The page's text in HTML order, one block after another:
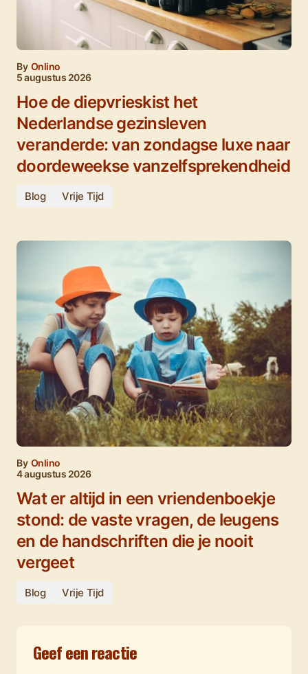
By Onlino
5 augustus 2026
Hoe de diepvrieskist het
Nederlandse gezinsleven
veranderde: van zondagse luxe naar
doordeweekse vanzelfsprekendheid
Blog Vrije Tijd
By Onlino
4 augustus 2026
Wat er altijd in een vriendenboekje
stond: de vaste vragen, de leugens
en de handschriften die je nooit
vergeet
Blog Vrije Tijd
Geef een reactie